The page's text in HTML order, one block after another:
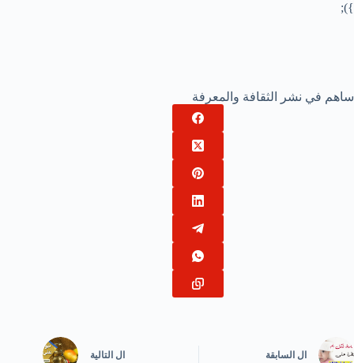
});
ساهم في نشر الثقافة والمعرفة
ال السابقة ال التالية